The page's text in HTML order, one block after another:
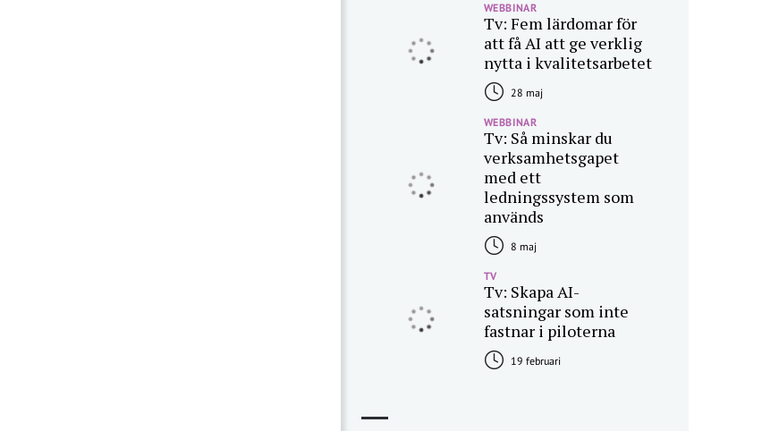
WEBBINAR
Tv: Fem lärdomar för
att få AI att ge verklig
nytta i kvalitetsarbetet
28 maj
WEBBINAR
Tv: Så minskar du
verksamhetsgapet
med ett
ledningssystem som
används
8 maj
TV
Tv: Skapa AI-
satsningar som inte
fastnar i piloterna
19 februari